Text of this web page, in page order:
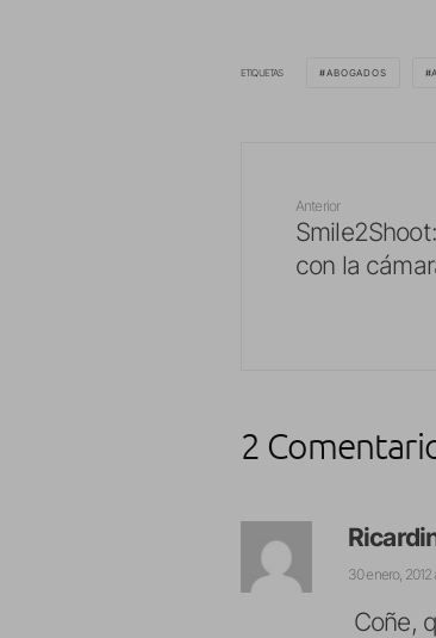
ETIQUETAS ABOGADOS
Anterior
con la
2
30 enero, 2012
Coñe,